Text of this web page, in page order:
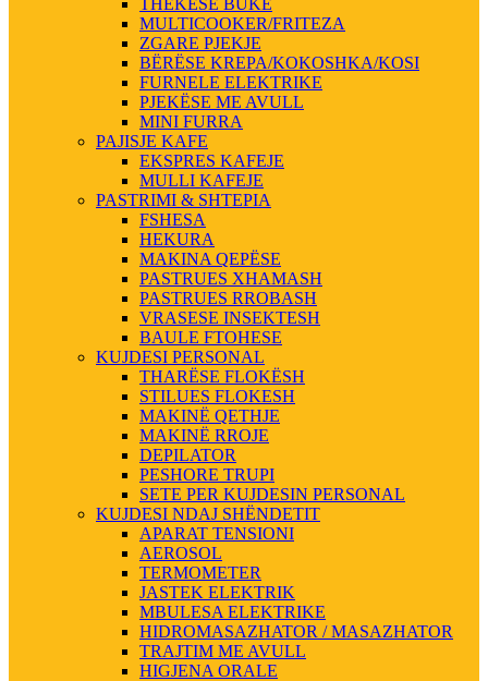
THEKËSE BUKE
MULTICOOKER/FRITEZA
ZGARE PJEKJE
BËRËSE KREPA/KOKOSHKA/KOSI
FURNELE ELEKTRIKE
PJEKËSE ME AVULL
MINI FURRA
PAJISJE KAFE
EKSPRES KAFEJE
MULLI KAFEJE
PASTRIMI & SHTEPIA
FSHESA
HEKURA
MAKINA QEPËSE
PASTRUES XHAMASH
PASTRUES RROBASH
VRASESE INSEKTESH
BAULE FTOHESE
KUJDESI PERSONAL
THARËSE FLOKËSH
STILUES FLOKESH
MAKINË QETHJE
MAKINË RROJE
DEPILATOR
PESHORE TRUPI
SETE PER KUJDESIN PERSONAL
KUJDESI NDAJ SHËNDETIT
APARAT TENSIONI
AEROSOL
TERMOMETER
JASTEK ELEKTRIK
MBULESA ELEKTRIKE
HIDROMASAZHATOR / MASAZHATOR
TRAJTIM ME AVULL
HIGJENA ORALE